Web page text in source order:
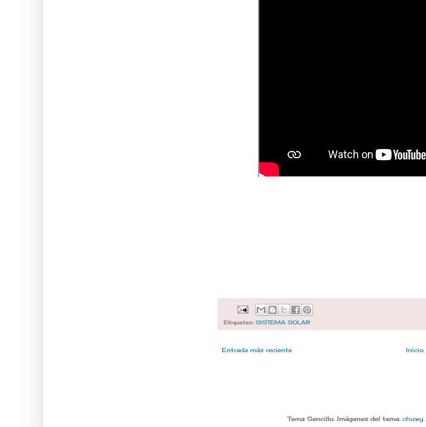
Etiquetas: SISTEMA SOLAR
Entrada más reciente Inicio
Tema Sencillo. Imágenes del tema: chuwy